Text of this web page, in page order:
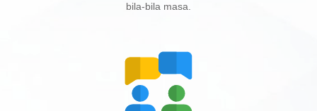
bila-bila masa.